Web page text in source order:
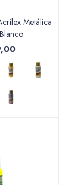
Metálica